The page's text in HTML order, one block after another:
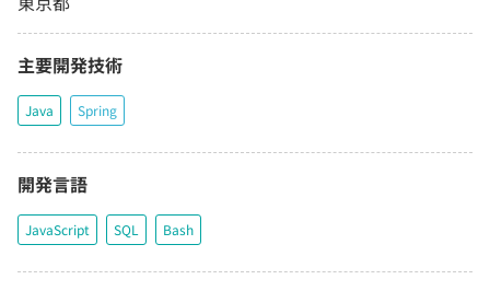
主要開発技術
Java Spring
開発言語
JavaScript SQL Bash